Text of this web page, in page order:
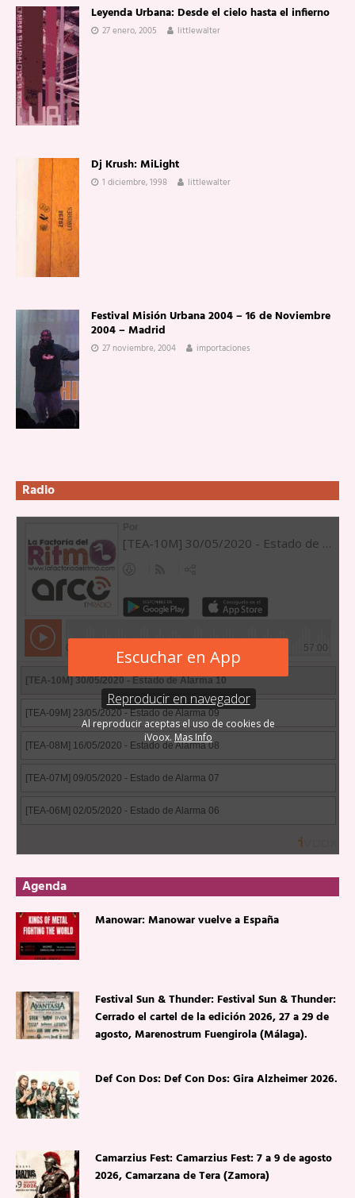
Leyenda Urbana: Desde el cielo hasta el infierno
27 enero, 2005 littlewalter
Dj Krush: MiLight
1 diciembre, 1998 littlewalter
Festival Misión Urbana 2004 – 16 de Noviembre
2004 – Madrid
27 noviembre, 2004 importaciones
Radio
Agenda
Manowar: Manowar vuelve a España
Festival Sun & Thunder: Festival Sun & Thunder:
Cerrado el cartel de la edición 2026, 27 a 29 de
agosto, Marenostrum Fuengirola (Málaga).
Def Con Dos: Def Con Dos: Gira Alzheimer 2026.
Camarzius Fest: Camarzius Fest: 7 a 9 de agosto
2026, Camarzana de Tera (Zamora)